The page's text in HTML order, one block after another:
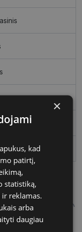
akinių dydį?
×
kad
patirtį,
statistiką,
reklamas.
arba
daugiau